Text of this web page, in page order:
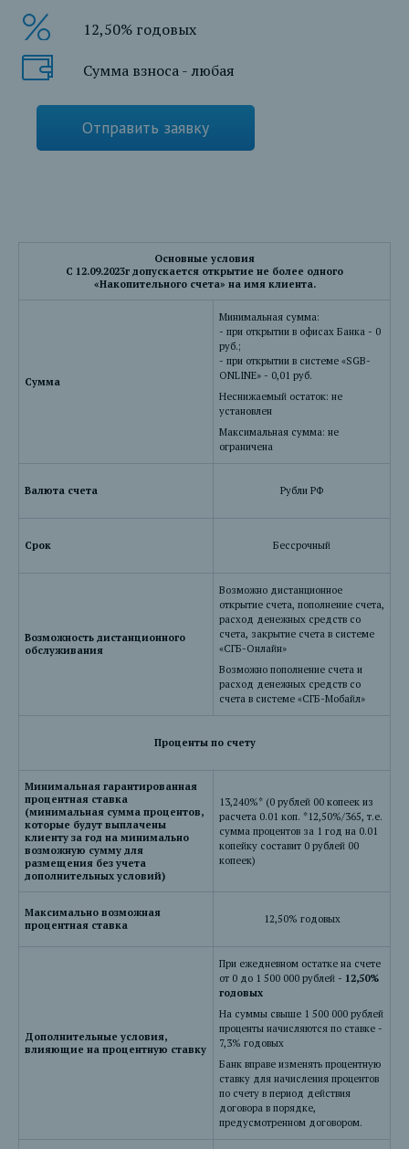
12,50% годовых
Сумма взноса - любая
Отправить заявку
Основные условия
С 12.09.2023г допускается открытие не более одного
«Накопительного счета» на имя клиента.
Сумма
Минимальная сумма:
- при открытии в офисах Банка - 0
руб.;
- при открытии в системе «SGB-
ONLINE» - 0,01 руб.
Неснижаемый остаток: не
установлен
Максимальная сумма: не
ограничена
Валюта счета Рубли РФ
Срок Бессрочный
Возможность дистанционного
обслуживания
Возможно дистанционное
открытие счета, пополнение счета,
расход денежных средств со
счета, закрытие счета в системе
«СГБ-Онлайн»
Возможно пополнение счета и
расход денежных средств со
счета в системе «СГБ-Мобайл»
Проценты по счету
Минимальная гарантированная
процентная ставка
(минимальная сумма процентов,
которые будут выплачены
клиенту за год на минимально
возможную сумму для
размещения без учета
дополнительных условий)
13,240%* (0 рублей 00 копеек из
расчета 0.01 коп. *12,50%/365, т.е.
сумма процентов за 1 год на 0.01
копейку составит 0 рублей 00
копеек)
Максимально возможная
процентная ставка
12,50% годовых
Дополнительные условия,
влияющие на процентную ставку
При ежедневном остатке на счете
от 0 до 1 500 000 рублей - 12,50%
годовых
На суммы свыше 1 500 000 рублей
проценты начисляются по ставке -
7,3% годовых
Банк вправе изменять процентную
ставку для начисления процентов
по счету в период действия
договора в порядке,
предусмотренном договором.